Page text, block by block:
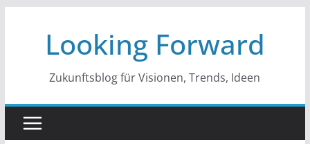
springenLooking Forward
Zukunftsblog für Visionen, Trends, Ideen